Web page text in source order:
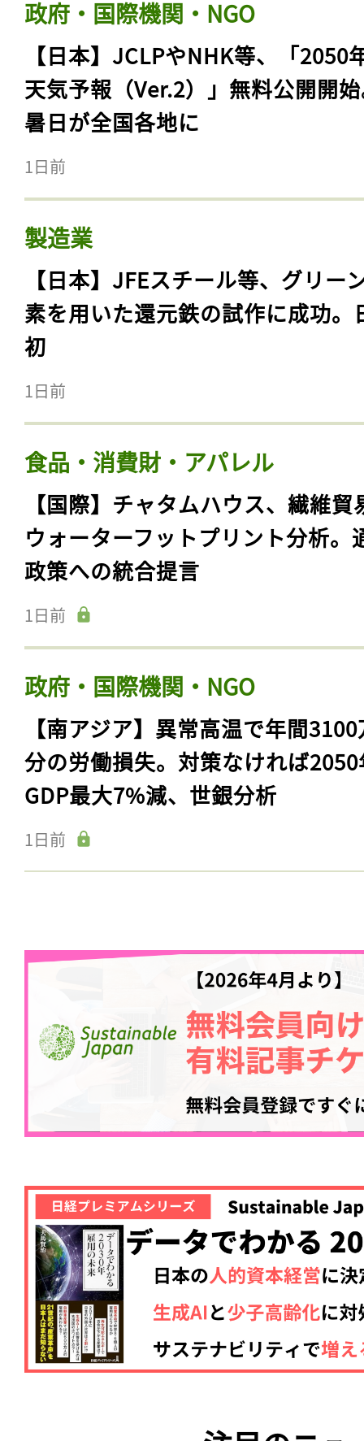
政府・国際機関・NGO
【日本】JCLPやNHK等、「2050
天気予報（Ver.2）」無料公開開
暑日が全国各地に
1日前
製造業
【日本】JFEスチール等、グリー
素を用いた還元鉄の試作に成功。
初
1日前
食品・消費財・アパレル
【国際】チャタムハウス、繊維貿
ウォーターフットプリント分析。
政策への統合提言
1日前
政府・国際機関・NGO
【南アジア】異常高温で年間
分の労働損失。対策なければ
GDP最大7%減、世銀分析
1日前